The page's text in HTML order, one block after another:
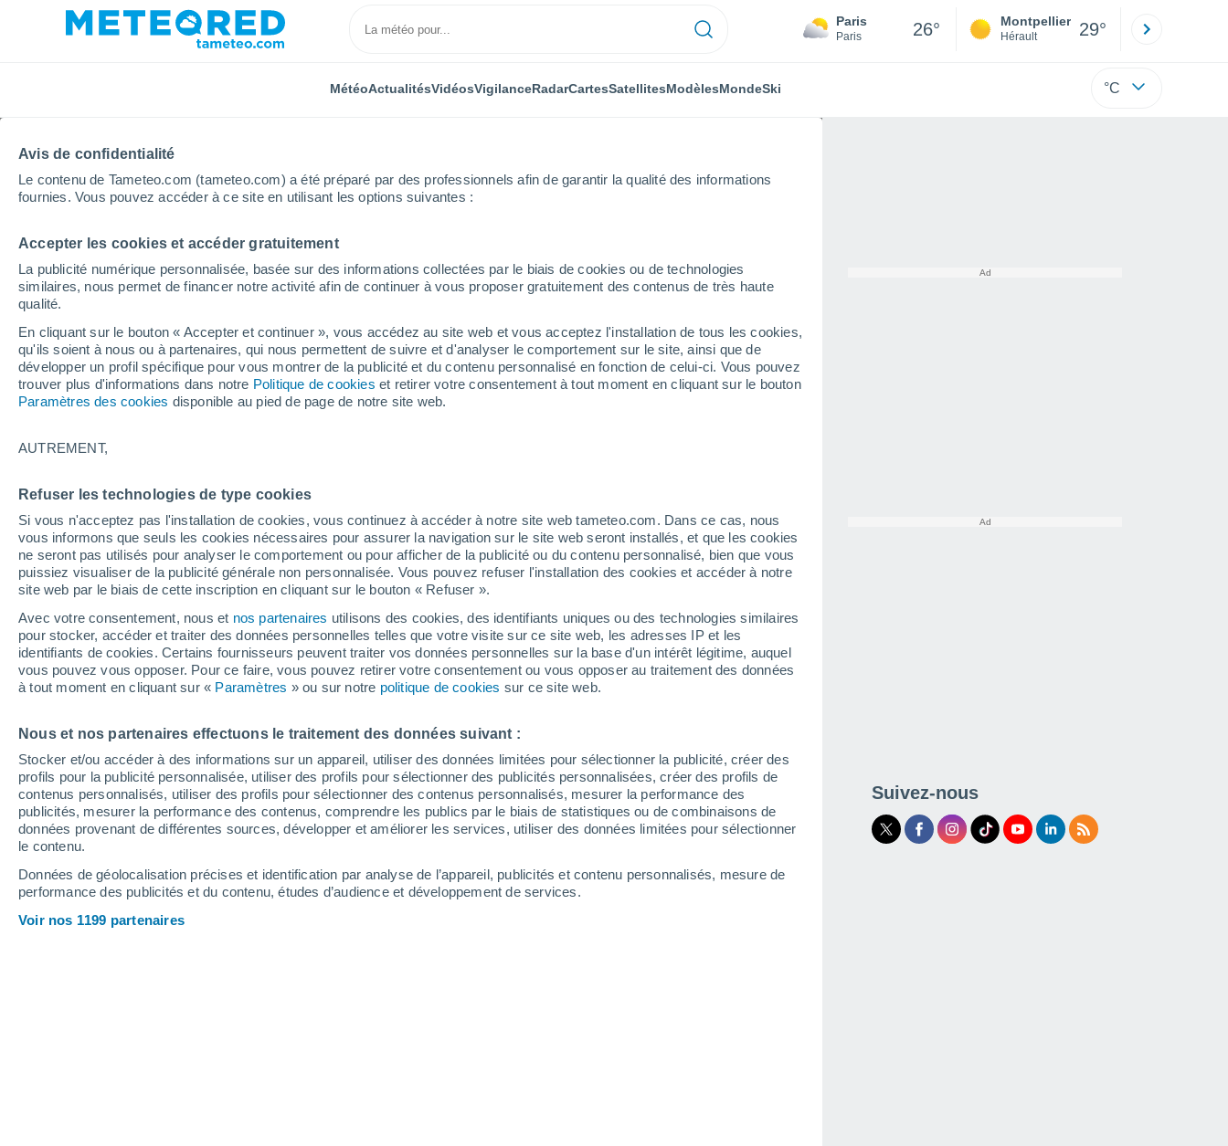
Avis de confidentialité
Le contenu de Tameteo.com (tameteo.com) a été préparé par des professionnels afin de garantir la qualité des informations
fournies. Vous pouvez accéder à ce site en utilisant les options suivantes :
Accepter les cookies et accéder gratuitement
La publicité numérique personnalisée, basée sur des informations collectées par le biais de cookies ou de technologies
similaires, nous permet de financer notre activité afin de continuer à vous proposer gratuitement des contenus de très haute
qualité.
En cliquant sur le bouton « Accepter et continuer », vous accédez au site web et vous acceptez l'installation de tous les cookies,
qu'ils soient à nous ou à partenaires, qui nous permettent de suivre et d'analyser le comportement sur le site, ainsi que de
développer un profil spécifique pour vous montrer de la publicité et du contenu personnalisé en fonction de celui-ci. Vous pouvez
trouver plus d'informations dans notre Politique de cookies et retirer votre consentement à tout moment en cliquant sur le bouton
Paramètres des cookies disponible au pied de page de notre site web.
AUTREMENT,
Refuser les technologies de type cookies
Si vous n'acceptez pas l'installation de cookies, vous continuez à accéder à notre site web tameteo.com. Dans ce cas, nous
vous informons que seuls les cookies nécessaires pour assurer la navigation sur le site web seront installés, et que les cookies
ne seront pas utilisés pour analyser le comportement ou pour afficher de la publicité ou du contenu personnalisé, bien que vous
puissiez visualiser de la publicité générale non personnalisée. Vous pouvez refuser l'installation des cookies et accéder à notre
site web par le biais de cette inscription en cliquant sur le bouton « Refuser ».
Avec votre consentement, nous et nos partenaires utilisons des cookies, des identifiants uniques ou des technologies similaires
pour stocker, accéder et traiter des données personnelles telles que votre visite sur ce site web, les adresses IP et les
identifiants de cookies. Certains fournisseurs peuvent traiter vos données personnelles sur la base d'un intérêt légitime, auquel
vous pouvez vous opposer. Pour ce faire, vous pouvez retirer votre consentement ou vous opposer au traitement des données
à tout moment en cliquant sur « Paramètres » ou sur notre politique de cookies sur ce site web.
Nous et nos partenaires effectuons le traitement des données suivant :
Stocker et/ou accéder à des informations sur un appareil, utiliser des données limitées pour sélectionner la publicité, créer des
profils pour la publicité personnalisée, utiliser des profils pour sélectionner des publicités personnalisées, créer des profils de
contenus personnalisés, utiliser des profils pour sélectionner des contenus personnalisés, mesurer la performance des
publicités, mesurer la performance des contenus, comprendre les publics par le biais de statistiques ou de combinaisons de
données provenant de différentes sources, développer et améliorer les services, utiliser des données limitées pour sélectionner
le contenu.
Données de géolocalisation précises et identification par analyse de l’appareil, publicités et contenu personnalisés, mesure de
performance des publicités et du contenu, études d’audience et développement de services.
Voir nos 1199 partenaires
Paris
Paris 26° Montpellier
Hérault 29°
MétéoActualitésVidéosVigilanceRadarCartesSatellitesModèlesMondeSki °C
Accueil Bolivie Beni Localités
La météo dans toutes les localités de Beni
Toutes les localités de Beni
B - Y
C
Cachuela Esperanza
Camiaco
Casarabe
El Carmen
El Encanto
Embocada
Estambul
Fortaleza
G
Guayaramerim
L
Suivez-nous